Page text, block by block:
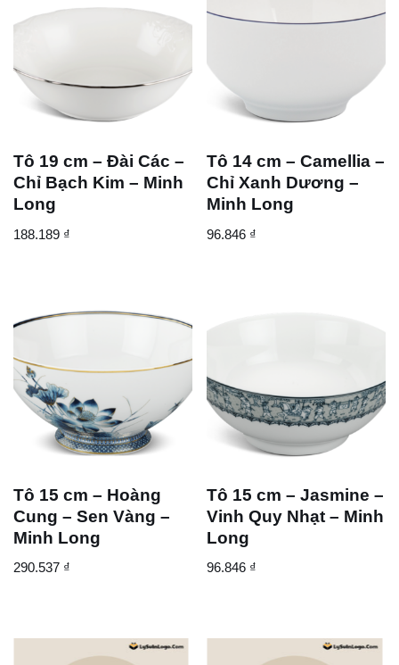
Tô 19 cm – Đài Các –
Chỉ Bạch Kim – Minh
Long
188.189 ₫
Tô 14 cm – Camellia –
Chỉ Xanh Dương –
Minh Long
96.846 ₫
Tô 15 cm – Hoàng
Cung – Sen Vàng –
Minh Long
290.537 ₫
Tô 15 cm – Jasmine –
Vinh Quy Nhạt – Minh
Long
96.846 ₫